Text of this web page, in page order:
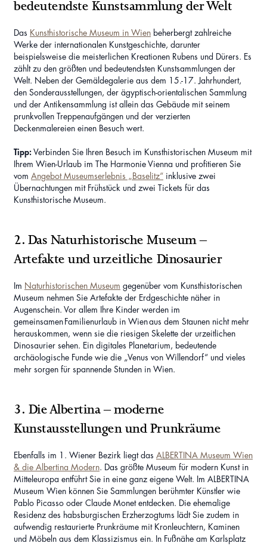
bedeutendste Kunstsammlung der Welt
Das Kunsthistorische Museum in Wien beherbergt zahlreiche
Werke der internationalen Kunstgeschichte, darunter
beispielsweise die meisterlichen Kreationen Rubens und Dürers. Es
zählt zu den größten und bedeutendsten Kunstsammlungen der
Welt. Neben der Gemäldegalerie aus dem 15.-17. Jahrhundert,
den Sonderausstellungen, der ägyptisch-orientalischen Sammlung
und der Antikensammlung ist allein das Gebäude mit seinem
prunkvollen Treppenaufgängen und der verzierten
Deckenmalereien einen Besuch wert.
Tipp: Verbinden Sie Ihren Besuch im Kunsthistorischen Museum mit
Ihrem Wien-Urlaub im The Harmonie Vienna und profitieren Sie
vom Angebot Museumserlebnis „Baselitz“ inklusive zwei
Übernachtungen mit Frühstück und zwei Tickets für das
Kunsthistorische Museum.
2. Das Naturhistorische Museum –
Artefakte und urzeitliche Dinosaurier
Im Naturhistorischen Museum gegenüber vom Kunsthistorischen
Museum nehmen Sie Artefakte der Erdgeschichte näher in
Augenschein. Vor allem Ihre Kinder werden im
gemeinsamen Familienurlaub in Wien aus dem Staunen nicht mehr
herauskommen, wenn sie die riesigen Skelette der urzeitlichen
Dinosaurier sehen. Ein digitales Planetarium, bedeutende
archäologische Funde wie die „Venus von Willendorf“ und vieles
mehr sorgen für spannende Stunden in Wien.
3. Die Albertina – moderne
Kunstausstellungen und Prunkräume
Ebenfalls im 1. Wiener Bezirk liegt das ALBERTINA Museum Wien
& die Albertina Modern. Das größte Museum für modern Kunst in
Mitteleuropa entführt Sie in eine ganz eigene Welt. Im ALBERTINA
Museum Wien können Sie Sammlungen berühmter Künstler wie
Pablo Picasso oder Claude Monet entdecken. Die ehemalige
Residenz des habsburgischen Erzherzogtums lädt Sie zudem in
aufwendig restaurierte Prunkräume mit Kronleuchtern, Kaminen
und Möbeln aus dem Klassizismus ein. In Fußnähe am Karlsplatz